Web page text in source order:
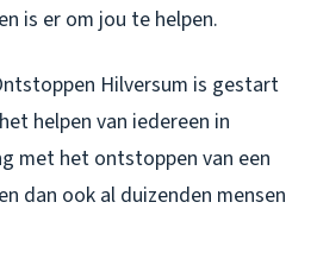
is er om jou te helpen.
Hilversum is gestart
helpen van iedereen in
met het ontstoppen van een
dan ook al duizenden mensen